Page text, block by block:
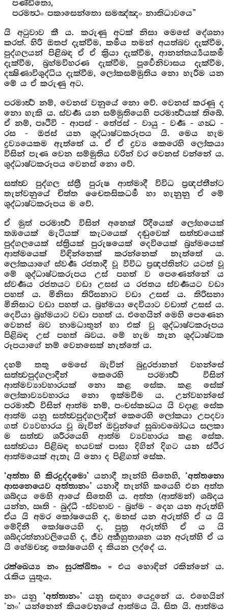
පණ්ඩිතො,
පරමත්‍ථං පකාසෙන්තො සමඤ්ඤං නාතිධාවයෙ”
යි අටුවාව කී ය. කරුණු අටක් නිසා මෙසේ දේශනා
කරත්. හිරි ඔතප් දැක්වීම, කර්‍මය තමන් අයත්බව දැක්වීම,
පුද්ගලයන් පිළිබඳ ඒ ඒ ක්‍රියා දැක්වීම, ආනන්තර්‍ය්‍යයකර්‍ම
දැක්වීම, බ්‍රහ්මවිහරණ දැක්වීම, පූර්‍වෙනිවාසය දැක්වීම,
දක්‍ෂිණාවිශුද්ධිය දැක්වීම, ලෝකසම්මුතිය නො හැරීම යන
මේ ය ඒ කරුණු අට.
පරමාර්‍ත්‍ථ නම්, වෙනස් වනුයේ නො වේ. වෙනස් කරණු ද
නො හැකි ය. ස්වර්‍ණ යන සම්මුතියෙහි පරමාර්‍ත්‍ථයක් තිබේ.
ඒ නම්, පෘථිවි - ආපස් - තේජස් - වායු - වර්‍ණ - ගන්‍ධ -
රස - ඔජස් යන ශුද්ධාෂ්ටකරූපය යි. මෙය හැම
ද්‍රව්‍යයෙකම ඇත්තේ ය. ඒ ඒ ද්‍රව්‍ය කෙරෙහි ලෝකයා
විසින් පැණ වෙන සම්මුතිය වරින් වර වෙනස් වන්නේ ය.
ශුද්ධාෂ්ටකරූපය වෙනස් නො වේ.
සත්ත්‍ව පුද්ගල ස්ත්‍රී පුරුෂ ආත්මාදී විවිධ ප්‍රඥප්තීන්ට
තැන්වනුයේ චිත්ත චෛතසිකධර්‍ම හා හැනුනු ඒ මේ
ශුද්ධාෂ්ටකරූපය ම වේ.
ඒ මුත් පරමාර්‍ත්‍ථ විසින් අනෙක් රිදීයෙක් ලෝහයෙක්
තඹයෙක් මැටියක් කැටයෙක් දඬුවෙක් සත්ත්‍වයෙක්
පුද්ගලයෙක් ස්ත්‍රියක් පුරුෂයෙක් දෙවියෙක් බ්‍රහ්මයෙක්
ආත්මයෙක් විඳින්නෙක් කරන්නෙක් නැත්තේ ය.
ලෝකයාගේ ස්වර්‍ණ රජතාදී වූ විවිධ ප්‍රඥප්තින්ට යටත් වූ
මේ ශුද්ධාෂ්ටකරුපය උස් පහත් ව පෙණෙන්නේ ය
ස්වර්‍ණය රජතයට වඩා උසස් ය රජතය ස්වර්‍ණයට වඩා
පහත් ය. මිනිසා තිරිසනාට වඩා උසස් ය. තිරිසනා
මිනිසාට වඩා පහත් ය. බ්‍රහ්මයා දෙවියාට වඩාත් උසස් ය.
දෙවියා බ්‍රහ්මයාට වඩා පහත් ය. එහෙයින් මෙහි පෙණෙන
වෙනස් බව නාමධාතුන් හා එක් වූ ශුද්ධාෂ්ටකරූපය
පිළිබඳ උස් පහත් බවය. මේ හැම තැන ශුද්ධාෂ්ටක
රූපයාගේ නම් වෙනසෙක් නැත්තේ ය.
දහම් තතු මෙසේ බැවින් බුදුරජානන් වහන්සේ
සත්ත්‍වපුද්ගලාදීන් කෙරෙහි පරමාර්‍ත්‍ථ විසින්
ආත්මව්‍යාවහාරයක් නො කළ සේක. කළ සේක්
ලෝකාව්‍යවහාරය නො ඉක්මවීම ය. උන්වහන්සේ
පරමාර්‍ත්‍ථ විසින් ආත්ම නම්, පංචස්කන්‍ධය යි වදාළ සේක
ආත්ම යනු සත්ත්‍වපුද්ගලාදීන් කෙරෙහි ලෝකයා උපදවා
ගත් ව්‍යවහාරය වූ බැවින් ඔවුන්ගේ සුඛාවබෝධය සලකා
ම සත්ත්‍ව ශරීරයෙහි ආත්ම ව්‍යවහාරය කළ සේක.
සත්ත්‍වයා පිළිබඳ භයවක් පාසා දිගින් දිගට යන ස්ථිර
ආත්මයෙක් ඇතැ යි නො ද පිළිගත් සේක.
‘අත්තා හි කිරදුද්දමො’ යනාදී තැන්හි සිතෙහි, ‘අත්තනො
ආසනෙයෙව අත්තානං’
යනාදී තැන්හි කයෙහි එන අත්ත
ශබ්දය මෙහි ආයේ සිතෙහි ය. අත්ත (ආත්මන්) ශබ්දය
යන්න, ඍති - බුද්ධී -ස්වභාව - බ්‍රහ්ම - දෙහ යන අරුත්හි
ඒය යි අමර කෝෂයෙහි ද, මනස් යන අරුත්හි ඒ ය යි
මේදිනී කෝෂයෙහි ද, පුත්‍ර අරුත්හි ඒ ය යි
ශබ්දරත්නාවලියෙහි ද, ජීව අර්‍කහුතාශන යන අරුත්හි ඒ ය
යි හේමචන්‍ද්‍ර කෝෂයෙහි ද කියන ලද්දේ ය.
රක්ඛෙය්‍ය නං සුරක්ඛිතං = එය හොඳින් රකින්නේ ය.
රැකිය යුතුය.
නං යනු
‘අත්තානං’
යනු සඳහා යෙදුනේ ය. එහෙයින්
‘නං’ යන්නෙන් කියවෙනුයේ ආත්මය යි. සිත යි. ආත්මය